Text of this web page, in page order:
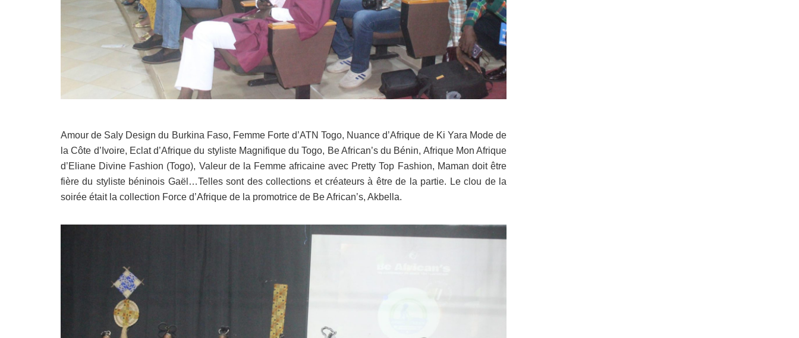
Amour de Saly Design du Burkina Faso, Femme Forte d’ATN Togo, Nuance d’Afrique de Ki Yara Mode de
la Côte d’Ivoire, Eclat d’Afrique du styliste Magnifique du Togo, Be African’s du Bénin, Afrique Mon Afrique
d’Eliane Divine Fashion (Togo), Valeur de la Femme africaine avec Pretty Top Fashion, Maman doit être
fière du styliste béninois Gaël…Telles sont des collections et créateurs à être de la partie. Le clou de la
soirée était la collection Force d’Afrique de la promotrice de Be African’s, Akbella.